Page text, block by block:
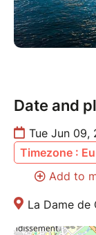
-Yann
-Karim Malki :
Date and
Tue Jun 09,
Timezone :
Add to
La Dame de